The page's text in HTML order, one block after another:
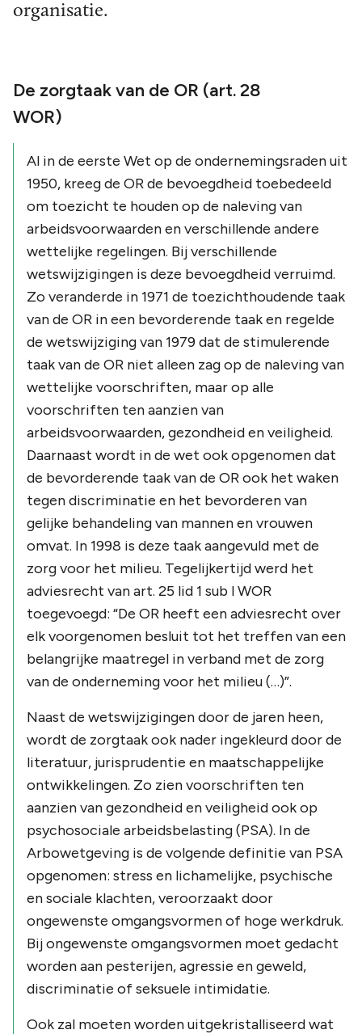
organisatie.
De zorgtaak van de OR (art. 28
WOR)
Al in de eerste Wet op de ondernemingsraden uit
1950, kreeg de OR de bevoegdheid toebedeeld
om toezicht te houden op de naleving van
arbeidsvoorwaarden en verschillende andere
wettelijke regelingen. Bij verschillende
wetswijzigingen is deze bevoegdheid verruimd.
Zo veranderde in 1971 de toezichthoudende taak
van de OR in een bevorderende taak en regelde
de wetswijziging van 1979 dat de stimulerende
taak van de OR niet alleen zag op de naleving van
wettelijke voorschriften, maar op alle
voorschriften ten aanzien van
arbeidsvoorwaarden, gezondheid en veiligheid.
Daarnaast wordt in de wet ook opgenomen dat
de bevorderende taak van de OR ook het waken
tegen discriminatie en het bevorderen van
gelijke behandeling van mannen en vrouwen
omvat. In 1998 is deze taak aangevuld met de
zorg voor het milieu. Tegelijkertijd werd het
adviesrecht van art. 25 lid 1 sub l WOR
toegevoegd: “De OR heeft een adviesrecht over
elk voorgenomen besluit tot het treffen van een
belangrijke maatregel in verband met de zorg
van de onderneming voor het milieu (…)”.
Naast de wetswijzigingen door de jaren heen,
wordt de zorgtaak ook nader ingekleurd door de
literatuur, jurisprudentie en maatschappelijke
ontwikkelingen. Zo zien voorschriften ten
aanzien van gezondheid en veiligheid ook op
psychosociale arbeidsbelasting (PSA). In de
Arbowetgeving is de volgende definitie van PSA
opgenomen: stress en lichamelijke, psychische
en sociale klachten, veroorzaakt door
ongewenste omgangsvormen of hoge werkdruk.
Bij ongewenste omgangsvormen moet gedacht
worden aan pesterijen, agressie en geweld,
discriminatie of seksuele intimidatie.
Ook zal moeten worden uitgekristalliseerd wat